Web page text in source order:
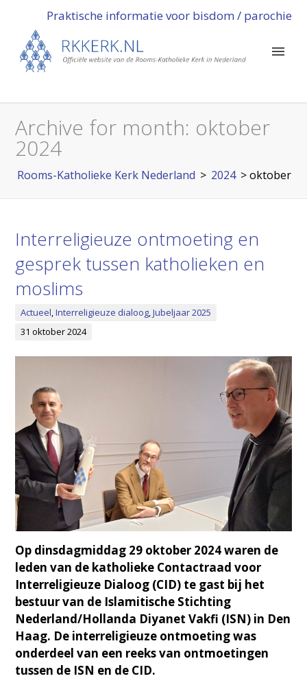
Praktische informatie voor bisdom / parochie
Archive for month: oktober
2024
Rooms-Katholieke Kerk Nederland > 2024 >oktober
Interreligieuze ontmoeting en
gesprek tussen katholieken en
moslims
Actueel,Interreligieuze dialoog,Jubeljaar 2025
31 oktober 2024
Op dinsdagmiddag 29 oktober 2024 waren de
leden van de katholieke Contactraad voor
Interreligieuze Dialoog (CID) te gast bij het
bestuur van de Islamitische Stichting
Nederland/Hollanda Diyanet Vakfi (ISN) in Den
Haag. De interreligieuze ontmoeting was
onderdeel van een reeks van ontmoetingen
tussen de ISN en de CID.